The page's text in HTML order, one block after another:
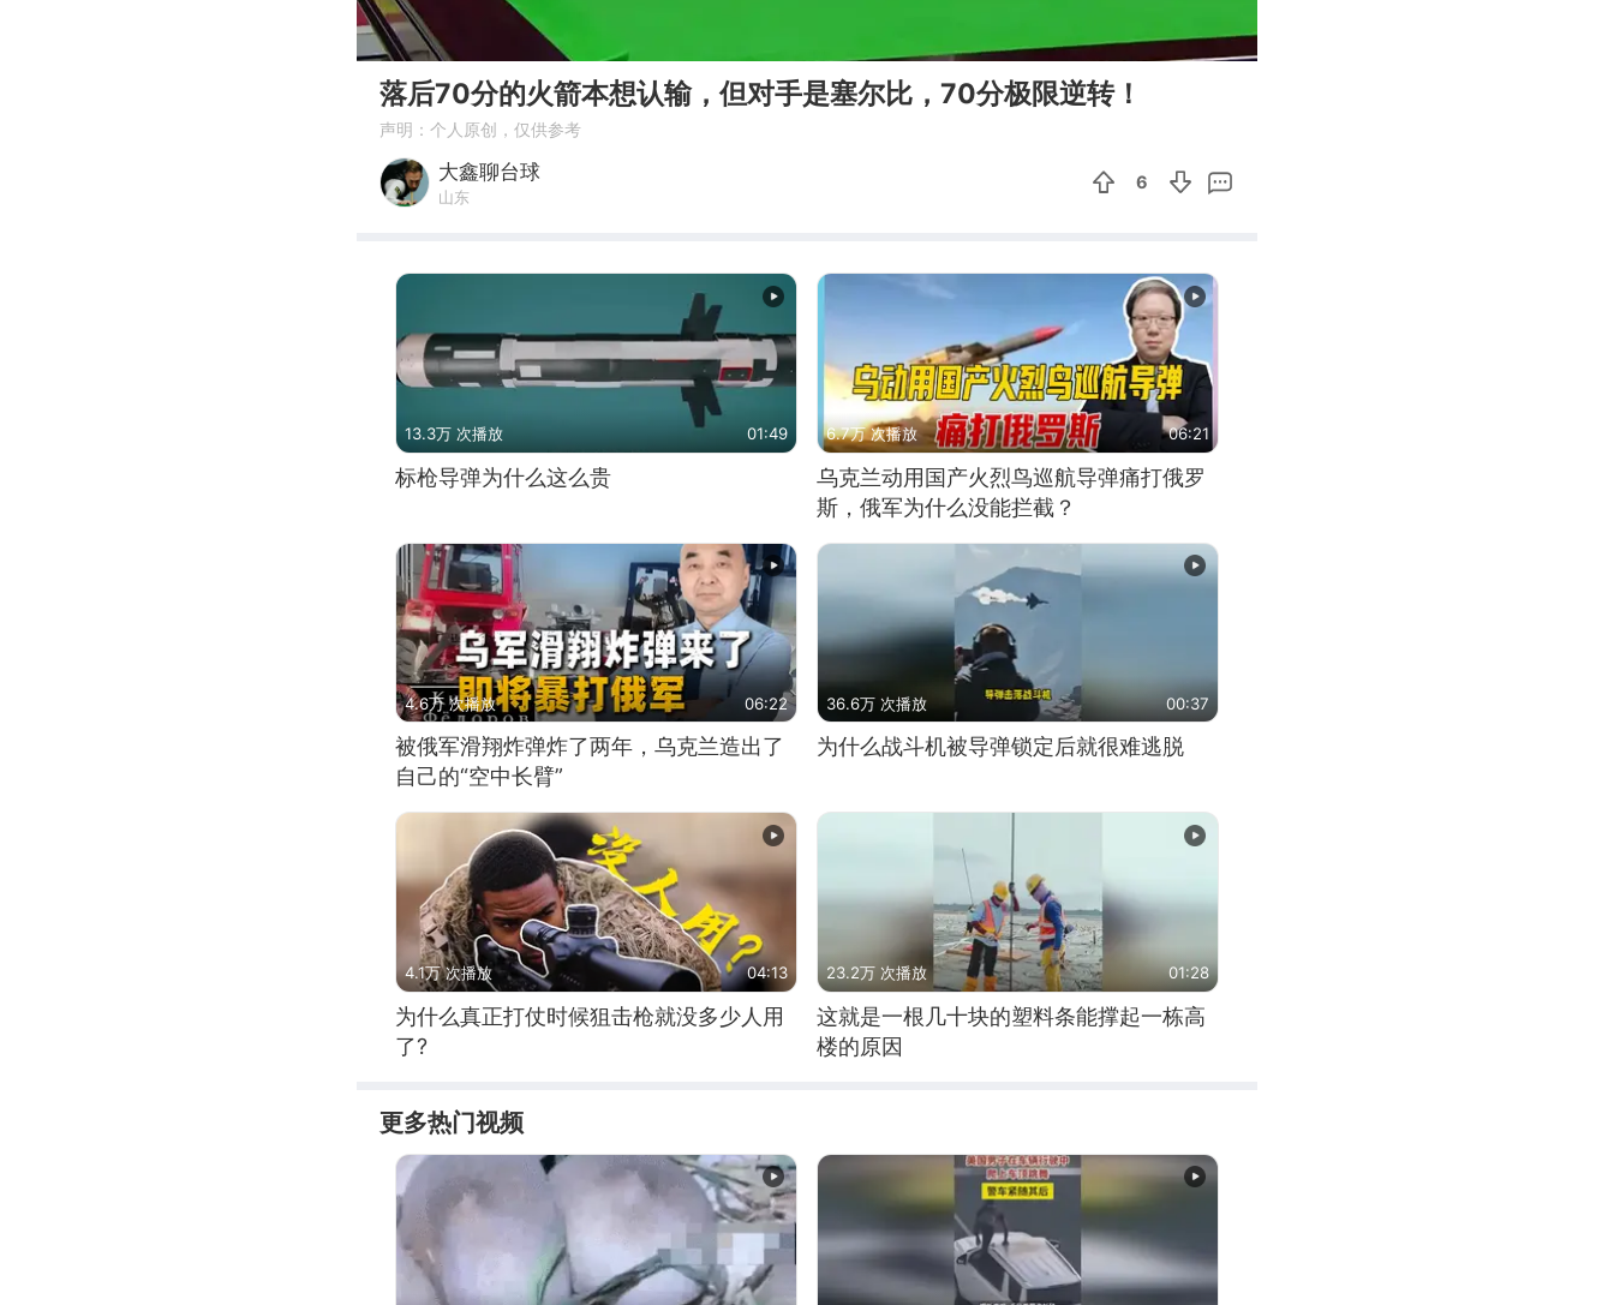
00:00 07:17
落后70分的火箭本想认输，但对手是塞尔比，70分极限逆转！
声明：个人原创，仅供参考
大鑫聊台球
山东
6
13.3万 次播放 01:49
标枪导弹为什么这么贵
6.7万 次播放 06:21
乌克兰动用国产火烈鸟巡航导弹痛打俄罗
斯，俄军为什么没能拦截？
4.6万 次播放 06:22
被俄军滑翔炸弹炸了两年，乌克兰造出了
自己的“空中长臂”
36.6万 次播放 00:37
为什么战斗机被导弹锁定后就很难逃脱
4.1万 次播放 04:13
为什么真正打仗时候狙击枪就没多少人用
了?
23.2万 次播放 01:28
这就是一根几十块的塑料条能撑起一栋高
楼的原因
更多热门视频